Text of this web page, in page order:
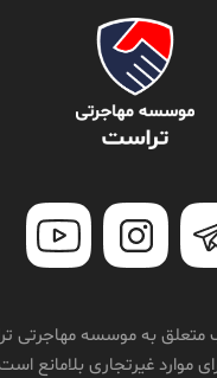
به موسسه مهاجرتی
موارد غیرتجاری بلامانع